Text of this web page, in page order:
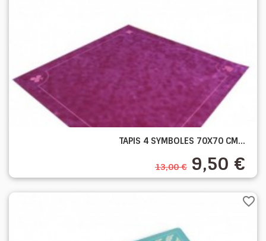
TAPIS 4 SYMBOLES 70X70 CM...
13,00 € 9,50 €
favorite_border